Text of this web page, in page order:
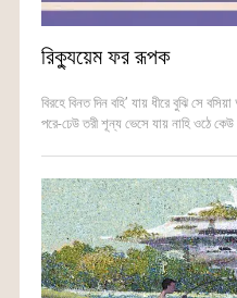
রিক্যুয়েম ফর রূপক
বিরহে বিনত দিন বহি’ যায় ধীরে বুঝি সে
পরে-ঢেউ তরী শূন্য ভেসে যায় নাহি ওঠে কেউ